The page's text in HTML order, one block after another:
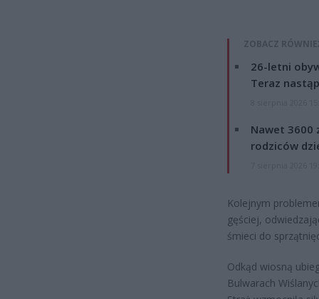
ZOBACZ
26-letni
Teraz
Nawet 3600
rodziców
Kolejnym
gęściej,
śmieci do
Odkąd wiosną
Bulwarach